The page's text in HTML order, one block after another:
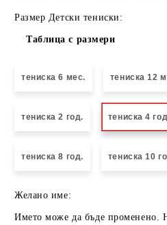
Размер Детски тениски:
Таблица с размери
тениска 6 мес. тениска 12
тениска 2 год. тениска 4
тениска 8 год. тениска 10
Желано име:
Името може да бъде променено.